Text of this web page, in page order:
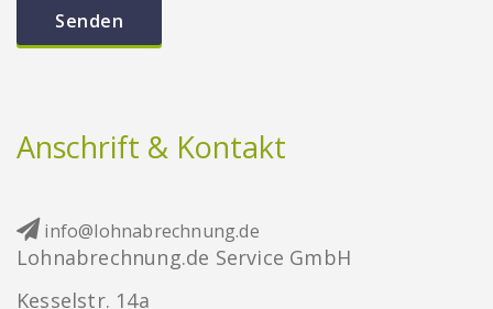
Anschrift & Kontakt
info@lohnabrechnung.de
Lohnabrechnung.de Service GmbH
Kesselstr. 14a